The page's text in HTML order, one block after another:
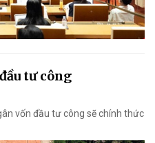
tư công
vốn đầu tư công sẽ chính thức